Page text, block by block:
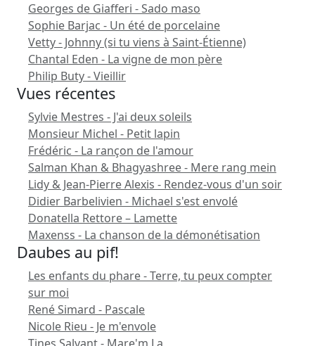
Georges de Giafferi - Sado maso
Sophie Barjac - Un été de porcelaine
Vetty - Johnny (si tu viens à Saint-Étienne)
Chantal Eden - La vigne de mon père
Philip Buty - Vieillir
Vues récentes
Sylvie Mestres - J'ai deux soleils
Monsieur Michel - Petit lapin
Frédéric - La rançon de l'amour
Salman Khan & Bhagyashree - Mere rang mein
Lidy & Jean-Pierre Alexis - Rendez-vous d'un soir
Didier Barbelivien - Michael s'est envolé
Donatella Rettore – Lamette
Maxenss - La chanson de la démonétisation
Daubes au pif!
Les enfants du phare - Terre, tu peux compter
sur moi
René Simard - Pascale
Nicole Rieu - Je m'envole